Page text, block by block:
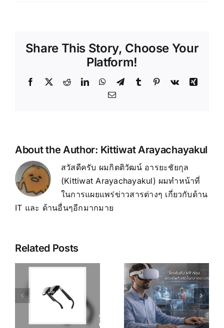
Share This Story, Choose Your
Platform!
Facebook
X RedditLinkedInWhatsApp
TelegramTumblr Pinterest
Vk
Xing
Email
About the Author: Kittiwat Arayachayakul
สวัสดีครับ ผมกิตติวัฒน์ อารยะชัยกุล
(Kittiwat Arayachayakul) ผมทำหน้าที่
ในการแผยแพร่ข่าวสารต่างๆ เกี่ยวกับด้าน
IT และ ด้านอื่นๆอีกมากมาย
Related Posts
Metaverse:
โอกาสทองที่
คุณเตรียมตัว
เพิ่ม
ประสิทธิภาพ
การเรียนรู้
ของพนักงาน
ด้วย